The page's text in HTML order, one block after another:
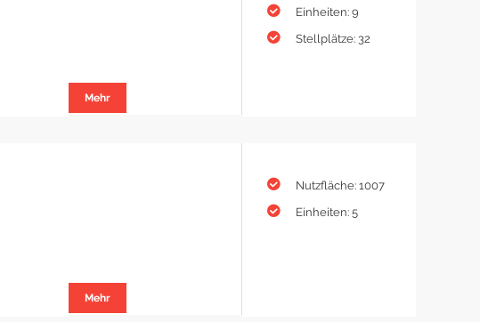
Mehr
Einheiten: 9
Stellplätze: 32
Mehr
Nutzfläche: 1007
Einheiten: 5